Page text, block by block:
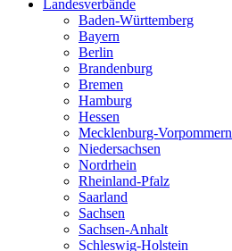
Landesverbände
Baden-Württemberg
Bayern
Berlin
Brandenburg
Bremen
Hamburg
Hessen
Mecklenburg-Vorpommern
Niedersachsen
Nordrhein
Rheinland-Pfalz
Saarland
Sachsen
Sachsen-Anhalt
Schleswig-Holstein